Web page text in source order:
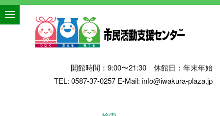
開館時間：9:00〜21:30 休館日：年末年始
TEL: 0587-37-0257 E-Mail: info@iwakura-plaza.jp